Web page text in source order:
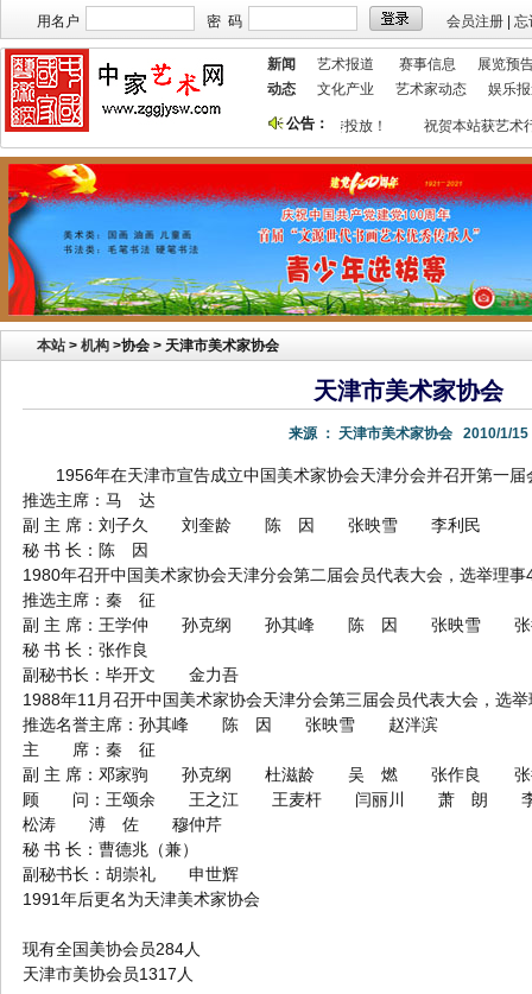
用名户 密 码 会员注册 忘
新闻 艺术报道 赛事信息
展览预
动态
文化产业 艺术家动态 娱乐
公告：
本站欢迎艺术家宣传投放！ 祝贺本站获艺术
本站 > 机构 >协会 > 天津市美术家协会
天津市美术家协会
来源 ： 天津市美术家协会 2010/1/15
1956年在天津市宣告成立中国美术家协会天津分会并召开第一届
推选主席：马 达
副 主 席：刘子久 刘奎龄 陈 因 张映雪 李利民
秘 书 长：陈 因
1980年召开中国美术家协会天津分会第二届会员代表大会，选举理
推选主席：秦 征
副 主 席：王学仲 孙克纲 孙其峰 陈 因 张映雪
秘 书 长：张作良
副秘书长：毕开文 金力吾
1988年11月召开中国美术家协会天津分会第三届会员代表大会，选
推选名誉主席：孙其峰 陈 因 张映雪 赵泮滨
主 席：秦 征
副 主 席：邓家驹 孙克纲 杜滋龄 吴 燃 张作良
顾 问：王颂余 王之江 王麦杆 闫丽川 萧 朗
松涛 溥 佐 穆仲芹
秘 书 长：曹德兆（兼）
副秘书长：胡崇礼 申世辉
1991年后更名为天津美术家协会
现有全国美协会员284人
天津市美协会员1317人